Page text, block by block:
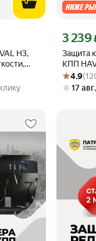
H3,
₽ вместо
Защита
КПП
сталь, 2
Цена с
3 239
Рейтинг
Оценок:
4.9
17 авг,